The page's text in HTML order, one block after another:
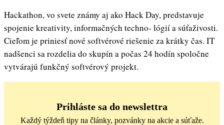
Hackathon, vo svete známy aj ako Hack Day, predstavuje
spojenie kreativity, informačných techno- lógií a súťaživosti.
Cieľom je priniesť nové softvérové riešenie za krátky čas. IT
nadšenci sa rozdelia do skupín a počas 24 hodín spoločne
vytvárajú funkčný softvérový projekt.
Prihláste sa do newslettra
Každý týždeň tipy na články, pozvánky na akcie a súťaže.